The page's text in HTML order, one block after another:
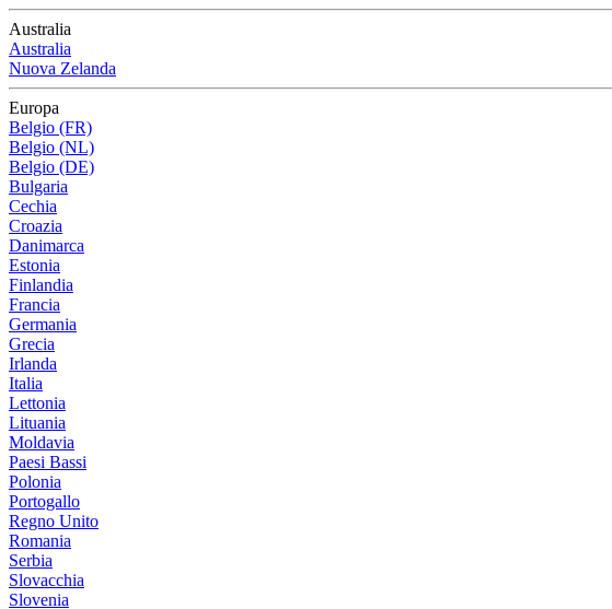
Australia
Australia
Nuova Zelanda
Europa
Belgio (FR)
Belgio (NL)
Belgio (DE)
Bulgaria
Cechia
Croazia
Danimarca
Estonia
Finlandia
Francia
Germania
Grecia
Irlanda
Italia
Lettonia
Lituania
Moldavia
Paesi Bassi
Polonia
Portogallo
Regno Unito
Romania
Serbia
Slovacchia
Slovenia